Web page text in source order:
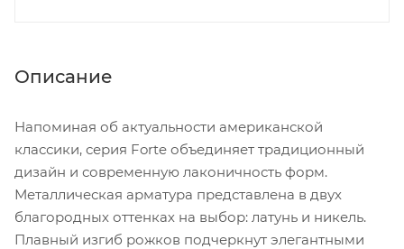
Описание
Напоминая об актуальности американской
классики, серия Forte объединяет традиционный
дизайн и современную лаконичность форм.
Металлическая арматура представлена в двух
благородных оттенках на выбор: латунь и никель.
Плавный изгиб рожков подчеркнут элегантными